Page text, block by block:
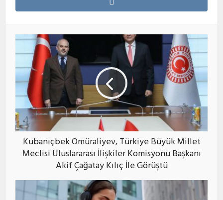
Kubanıçbek Ömüraliyev, Türkiye Büyük Millet
Meclisi Uluslararası İlişkiler Komisyonu Başkanı
Akif Çağatay Kılıç İle Görüştü